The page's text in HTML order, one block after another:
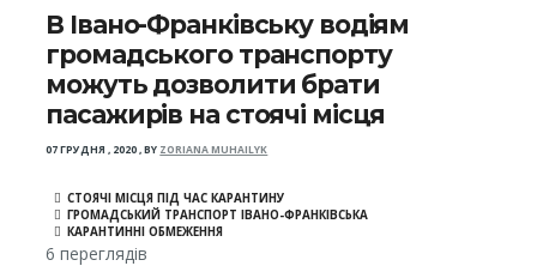
В Івано-Франківську водіям
громадського транспорту
можуть дозволити брати
пасажирів на стоячі місця
07 ГРУДНЯ , 2020,BY ZORIANA MUHAILYK
СТОЯЧІ МІСЦЯ ПІД ЧАС КАРАНТИНУ
ГРОМАДСЬКИЙ ТРАНСПОРТ ІВАНО-ФРАНКІВСЬКА
КАРАНТИННІ ОБМЕЖЕННЯ
6 переглядів